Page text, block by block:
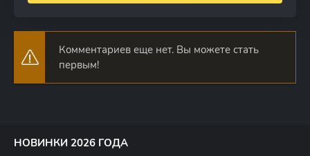
Комментариев еще нет. Вы можете стать
первым!
НОВИНКИ 2026 ГОДА